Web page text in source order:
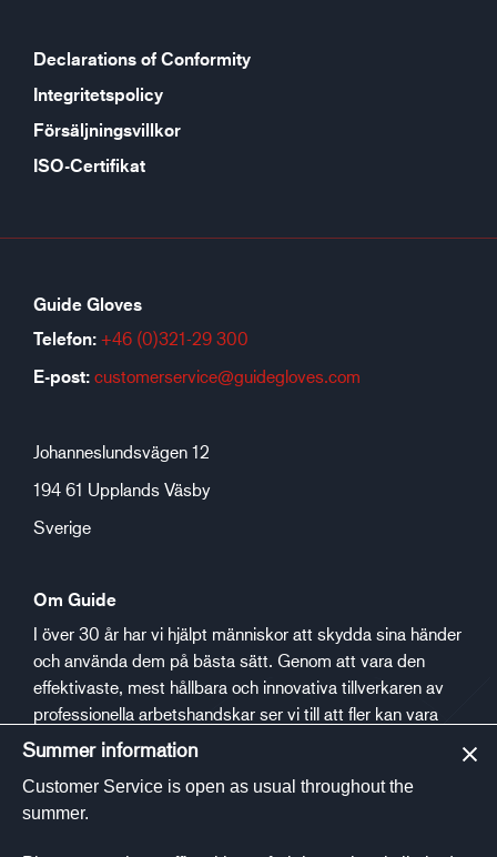
Declarations of Conformity
Integritetspolicy
Försäljningsvillkor
ISO-Certifikat
Guide Gloves
Telefon: +46 (0)321-29 300
E-post: customerservice@guidegloves.com
Johanneslundsvägen 12
194 61 Upplands Väsby
Sverige
Om Guide
I över 30 år har vi hjälpt människor att skydda sina händer
och använda dem på bästa sätt. Genom att vara den
effektivaste, mest hållbara och innovativa tillverkaren av
professionella arbetshandskar ser vi till att fler kan vara
säkra och trygga på jobbet.
Social media
Summer information
Customer Service is open as usual throughout the
summer.